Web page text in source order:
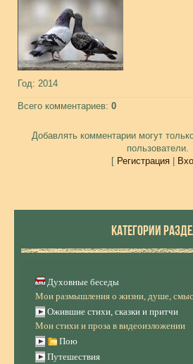
Год: 2014
Всего комментариев: 0
Добавлять комментарии могут
пользователи.
[ Регистрация|
КАТЕГОРИИ
Духовные беседы
Мои размышления о жизни, душе,
Ожившие стихи, сказки и притчи
Мои стихи и проза в видеоизложении
Пою
Путешествия